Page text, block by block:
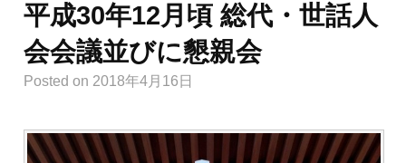
平成30年12月頃 総代・世話人
会会議並びに懇親会
Posted on 2018年4月16日